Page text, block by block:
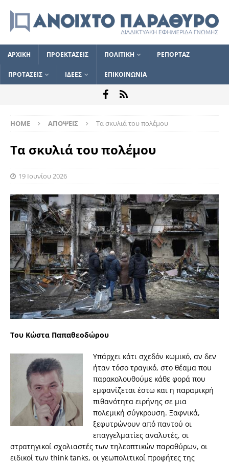
ΑΡΧΙΚΗ ΠΡΟΕΚΤΑΣΕΙΣ ΠΟΛΙΤΙΚΗ ΡΕΠΟΡΤΑΖ
ΠΡΟΤΑΣΕΙΣ ΙΔΕΕΣ ΕΠΙΚΟΙΝΩΝΙΑ
HOME ΑΠΟΨΕΙΣ Τα σκυλιά του πολέμου
Τα σκυλιά του πολέμου
19 Ιουνίου 2026
Του Κώστα Παπαθεοδώρου
Υπάρχει κάτι σχεδόν κωμικό, αν δεν
ήταν τόσο τραγικό, στο θέαμα που
παρακολουθούμε κάθε φορά που
εμφανίζεται έστω και η παραμικρή
πιθανότητα ειρήνης σε μια
πολεμική σύγκρουση. Ξαφνικά,
ξεφυτρώνουν από παντού οι
επαγγελματίες αναλυτές, οι
στρατηγικοί σχολιαστές των τηλεοπτικών παραθύρων, οι
ειδικοί των think tanks, οι γεωπολιτικοί προφήτες της